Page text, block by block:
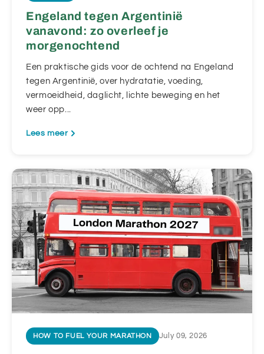
Engeland tegen Argentinië
vanavond: zo overleef je
morgenochtend
Een praktische gids voor de ochtend na Engeland
tegen Argentinië, over hydratatie, voeding,
vermoeidheid, daglicht, lichte beweging en het
weer opp...
Lees meer
HOW TO FUEL YOUR MARATHON July 09, 2026